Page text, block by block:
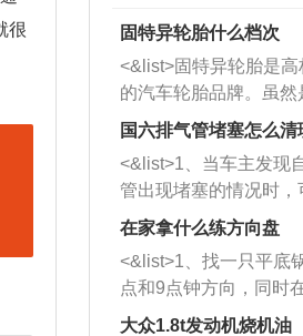
很
固特异轮胎什么档次
<&list>固特异轮胎是高
的汽车轮胎品牌。虽然
牌，但是中高低端的轮
也是为了更好的开拓市
国六排气管堵塞怎么清
<&list>1、当车主发现
管出现堵塞的情况时，
者是细棍，直接将杂物
堵塞情况比较严重，也
施。 <&list>2、直接利
杂物推到排气管里面
三元催化器拆解开，就
在家拿什么练方向盘
<&list>1、找一只平底
点和9点钟方向，同时
方向做一个标记。
大众1.8t发动机烧机油